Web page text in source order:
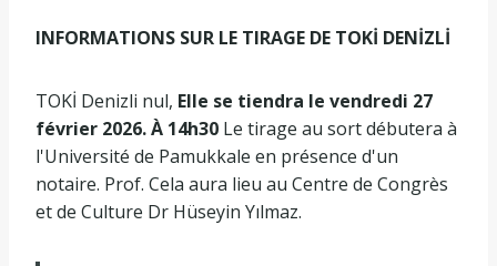
INFORMATIONS SUR LE TIRAGE DE TOKİ DENİZLİ
TOKİ Denizli nul, Elle se tiendra le vendredi 27
février 2026. À 14h30 Le tirage au sort débutera à
l'Université de Pamukkale en présence d'un
notaire. Prof. Cela aura lieu au Centre de Congrès
et de Culture Dr Hüseyin Yılmaz.